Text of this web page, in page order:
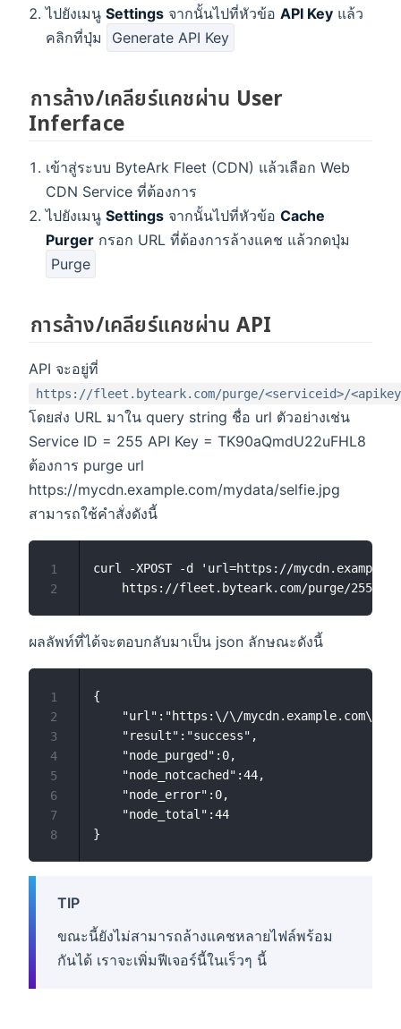
ไปยังเมนูSettings จากนั้นไปที่หัวข้อAPI Key แล้ว
คลิกที่ปุ่ม
Generate API Key
การล้าง/เคลียร์แคชผ่าน User
Inferface
เข้าสู่ระบบ ByteArk Fleet (CDN) แล้วเลือก Web
CDN Service ที่ต้องการ
ไปยังเมนูSettings จากนั้นไปที่หัวข้อCache
Purger กรอก URL ที่ต้องการล้างแคช แล้วกดปุ่ม
Purge
การล้าง/เคลียร์แคชผ่าน API
API จะอยู่ที่
https://fleet.byteark.com/purge/<serviceid>/
โดยส่ง URL มาใน query string ชื่อ url ตัวอย่างเช่น
Service ID = 255 API Key = TK90aQmdU22uFHL8
ต้องการ purge url
https://mycdn.example.com/mydata/selfie.jpg
สามารถใช้คำสั่งดังนี้
curl -XPOST -d 'url=https://
1
2
ผลลัพท์ที่ได้จะตอบกลับมาเป็น json ลักษณะดังนี้
{
"url":"https:\/\/mycdn.example.com\/
    "result":"success",
    "node_purged":0,
    "node_notcached":44,
    "node_error":0,
    "node_total":44
1
2
3
4
5
6
7
8
TIP
ขณะนี้ยังไม่สามารถล้างแคชหลายไฟล์พร้อม
กันได้ เราจะเพิ่มฟีเจอร์นี้ในเร็วๆ นี้